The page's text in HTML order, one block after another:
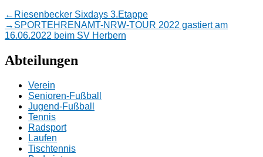
Beitragsnavigation
← Vorheriger
Beitrag:
Riesenbecker Sixdays 3.Etappe
→ Nächster
Beitrag:
SPORTEHRENAMT-NRW-TOUR 2022 gastiert am
16.06.2022 beim SV Herbern
Abteilungen
Verein
Senioren-Fußball
Jugend-Fußball
Tennis
Radsport
Laufen
Tischtennis